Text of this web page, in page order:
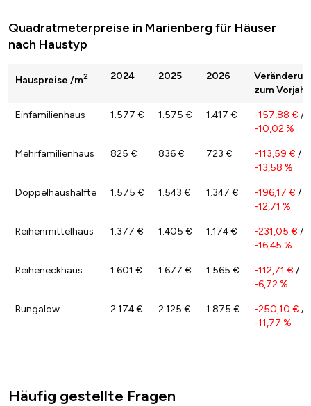
Quadratmeterpreise in Marienberg für Häuser
nach Haustyp
Hauspreise /m2 2024 2025 2026
zum Vorjahr
Einfamilienhaus 1.577 € 1.575 € 1.417 € -157,88 € /
-10,02 %
Mehrfamilienhaus 825 € 836 € 723 € -113,59 € /
-13,58 %
Doppelhaushälfte 1.575 € 1.543 € 1.347 € -196,17 € /
-12,71 %
Reihenmittelhaus 1.377 € 1.405 € 1.174 € -231,05 € /
-16,45 %
Reiheneckhaus 1.601 € 1.677 € 1.565 € -112,71 € /
-6,72 %
Bungalow 2.174 € 2.125 € 1.875 € -250,10 € /
-11,77 %
Häufig gestellte Fragen